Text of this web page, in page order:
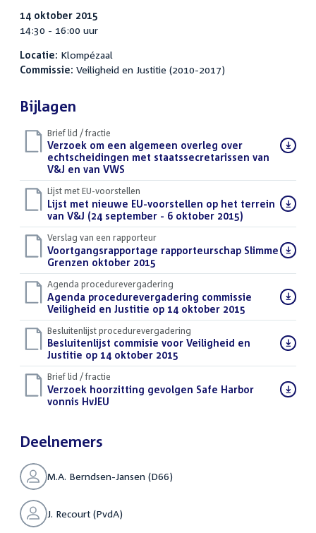
14 oktober 2015
14:30 - 16:00 uur
Locatie: Klompézaal
Commissie: Veiligheid en Justitie (2010-2017)
Bijlagen
Brief lid / fractie
Download
bestand:
Verzoek om een algemeen overleg over
echtscheidingen met staatssecretarissen van
V&J en van VWS
Lijst met EU-voorstellen
Download
bestand:
Lijst met nieuwe EU-voorstellen op het terrein
van V&J (24 september - 6 oktober 2015)
Verslag van een rapporteur
Download
bestand:
Voortgangsrapportage rapporteurschap Slimme
Grenzen oktober 2015
Agenda procedurevergadering
Download
bestand:
Agenda procedurevergadering commissie
Veiligheid en Justitie op 14 oktober 2015
Besluitenlijst procedurevergadering
Download
bestand:
Besluitenlijst commisie voor Veiligheid en
Justitie op 14 oktober 2015
Brief lid / fractie
Download
bestand:
Verzoek hoorzitting gevolgen Safe Harbor
vonnis HvJEU
Deelnemers
M.A. Berndsen-Jansen (D66)
J. Recourt (PvdA)